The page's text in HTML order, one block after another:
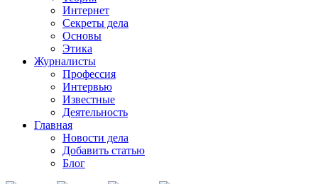
Интернет
Секреты дела
Основы
Этика
Журналисты
Профессия
Интервью
Известные
Деятельность
Главная
Новости дела
Добавить статью
Блог